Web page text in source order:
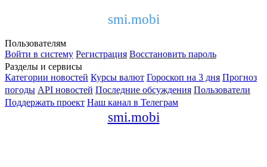
smi.mobi
Пользователям
Войти в систему Регистрация Восстановить пароль
Разделы и сервисы
Категории новостей Курсы валют Гороскоп на 3 дня Прогноз
погоды API новостей Последние обсуждения Пользователи
Поддержать проект Наш канал в Телеграм
smi.mobi